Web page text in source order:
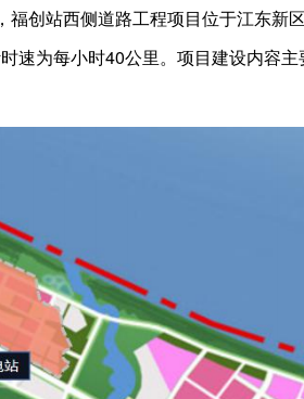
创站西侧道路工程项目位于江东新
速为每小时40公里。项目建设内容